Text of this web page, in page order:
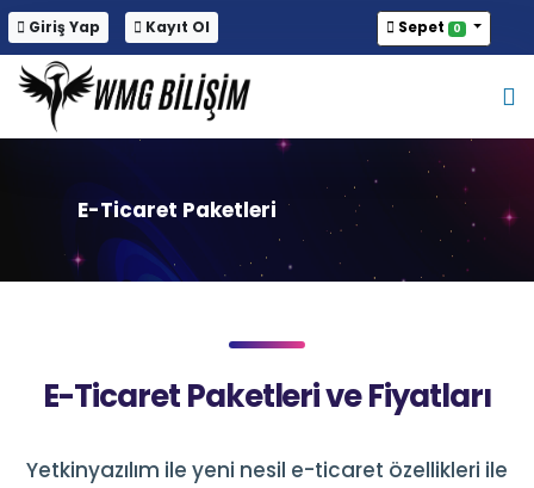
Giriş Yap Kayıt Ol Sepet 0
E-Ticaret Paketleri
E-Ticaret Paketleri ve Fiyatları
Yetkinyazılım ile yeni nesil e-ticaret özellikleri ile